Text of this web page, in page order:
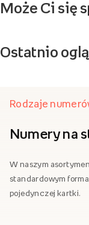
Może Ci się
Ostatnio
Rodzaje
Numery na
W naszym
standardowym
pojedynczej kartki.